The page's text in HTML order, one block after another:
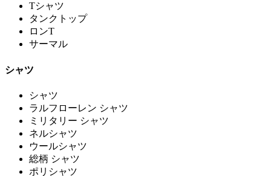
Tシャツ
タンクトップ
ロンT
サーマル
シャツ
シャツ
ラルフローレン シャツ
ミリタリー シャツ
ネルシャツ
ウールシャツ
総柄 シャツ
ポリシャツ